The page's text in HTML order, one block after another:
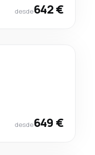
desde642 €
desde649 €